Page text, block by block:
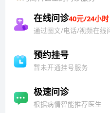
学术会议发言，作为第一申
在线问诊40元/24小时
通过图文/电话/视频在线
预约挂号
暂未开通挂号服务
极速问诊
根据病情智能推荐医生